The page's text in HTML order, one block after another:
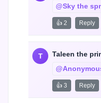
@Sky the
👍 2 Reply
T Taleen the
👍 3 Reply